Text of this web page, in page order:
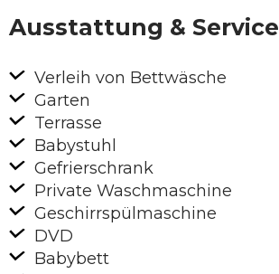
Ausstattung & Service
Verleih von Bettwäsche
Garten
Terrasse
Babystuhl
Gefrierschrank
Private Waschmaschine
Geschirrspülmaschine
DVD
Babybett